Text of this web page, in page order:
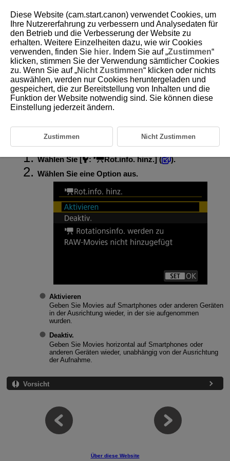
D388-208
Hinzufügen von Informationen zur
Ausrichtung zu Movies
Bei Movies, die mit vertikal gehaltener Kamera aufgenommen wurden,
können automatisch Informationen zur Ausrichtung hinzugefügt werden,
Wählen Sie [ : Rot.info. hinz.] (
).
Wählen Sie eine Option aus.
Aktivieren
Geben Sie Movies auf Smartphones oder anderen Geräten
in der Ausrichtung wieder, in der sie aufgenommen
wurden.
Deaktiv.
Geben Sie Movies horizontal auf Smartphones oder
anderen Geräten wieder, unabhängig von der Ausrichtung
der Aufnahme.
Vorsicht
Über diese Website
Diese Website (cam.start.canon) verwendet Cookies, um
Ihre Nutzererfahrung zu verbessern und Analysedaten für
den Betrieb und die Verbesserung der Website zu
erhalten. Weitere Einzelheiten dazu, wie wir Cookies
verwenden, finden Sie hier. Indem Sie auf „Zustimmen“
klicken, stimmen Sie der Verwendung sämtlicher Cookies
zu. Wenn Sie auf „Nicht Zustimmen“ klicken oder nichts
auswählen, werden nur Cookies heruntergeladen und
gespeichert, die zur Bereitstellung von Inhalten und die
Funktion der Website notwendig sind. Sie können diese
Einstellung jederzeit ändern.
Zustimmen Nicht Zustimmen